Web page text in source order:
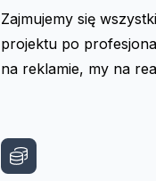
Zajmujemy się
projektu po
na reklamie, my na